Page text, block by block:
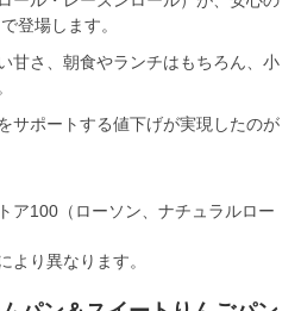
登場します。
甘さ、朝食やランチはもちろん、小
サポートする値下げが実現したのが
ア100（ローソン、ナチュラルロー
り異なります。